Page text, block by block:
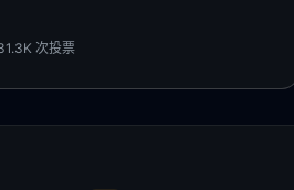
次投票